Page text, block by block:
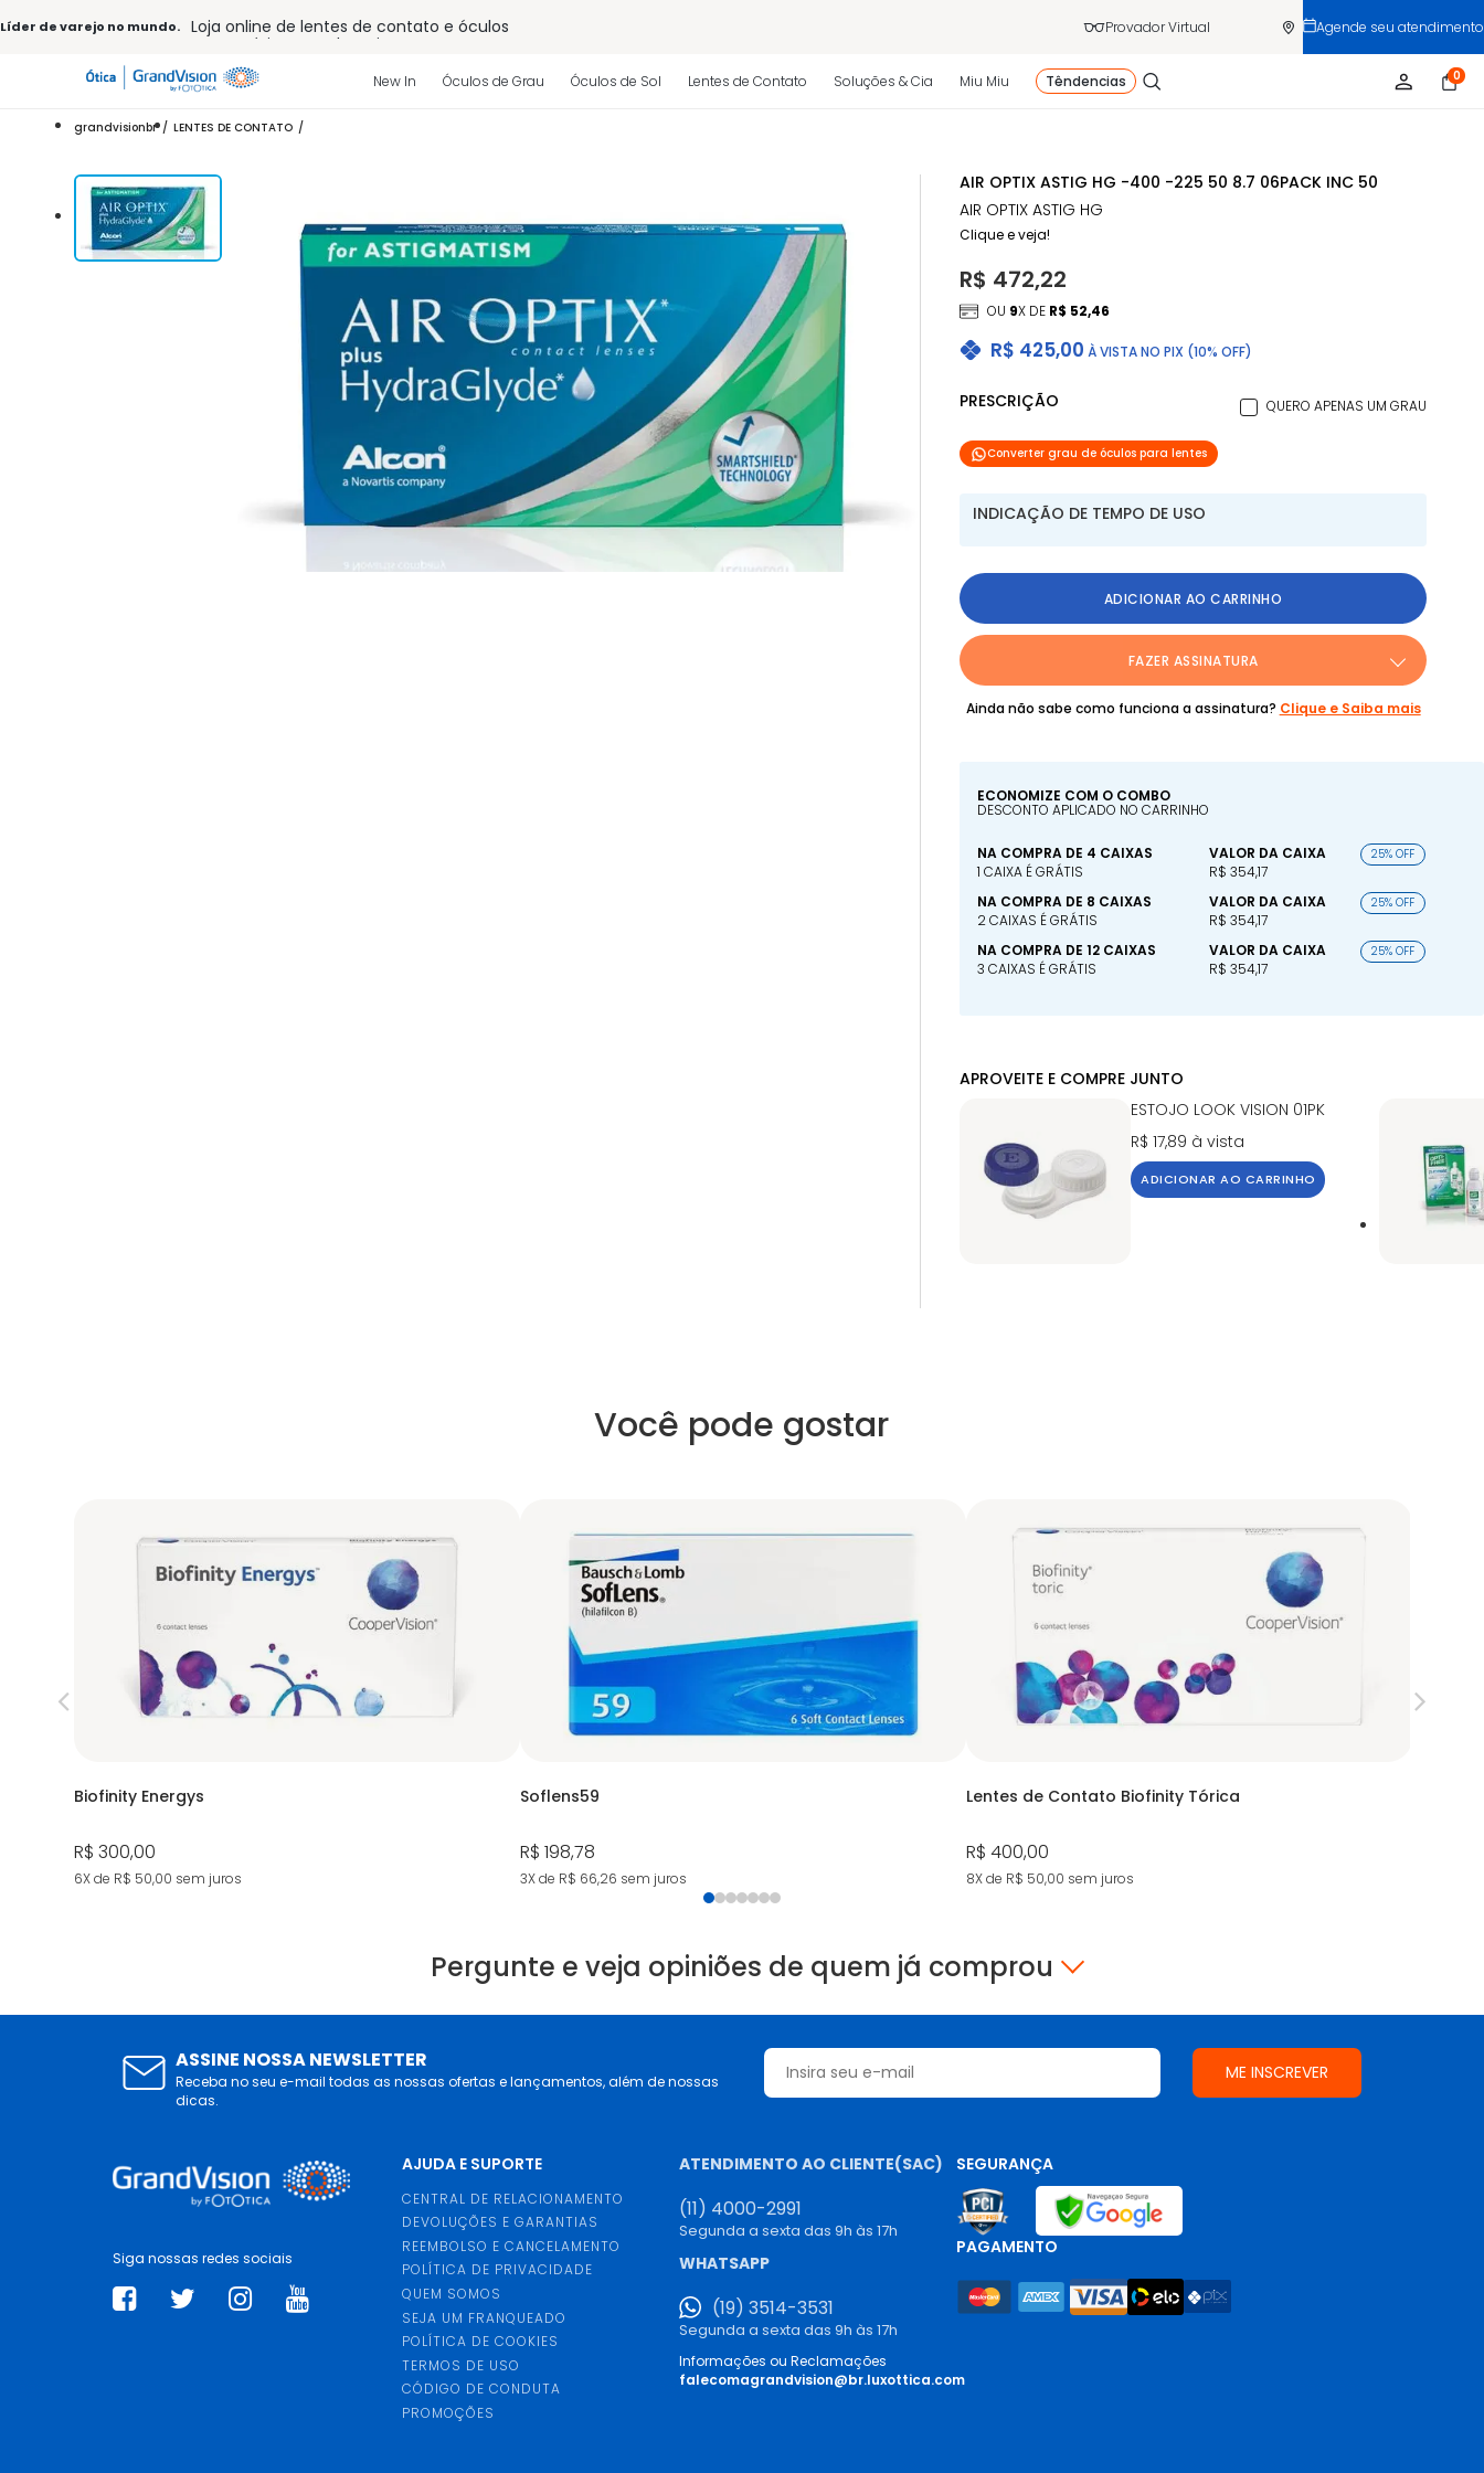
Líder de varejo no mundo.
Loja online de lentes de contato e óculos
Frete grátis em todo o site
10% off pagamento
Entrega para todo Brasil
15% Off na primeira compra (Consulte regulamento)
32% off no combo - cons. reg.
Provador Virtual Agende seu atendimento
New In Óculos de Grau Óculos de Sol Lentes de Contato Soluções & Cia Miu Miu Têndencias 0
grandvisionbr LENTES DE CONTATO
AIR OPTIX ASTIG HG -400 -225 50 8.7 06PACK INC 50
AIR OPTIX ASTIG HG
Clique e veja!
R$ 425,00 À VISTA NO PIX (10% OFF)
R$ 472,22
OU 9X DE R$ 52,46
PRESCRIÇÃO QUERO APENAS UM GRAU
Converter grau de óculos para lentes
INDICAÇÃO DE TEMPO DE USO
ADICIONAR AO CARRINHO
FAZER ASSINATURA
Ainda não sabe como funciona a assinatura? Clique e Saiba mais
ECONOMIZE COM O COMBO
DESCONTO APLICADO NO CARRINHO
NA COMPRA DE 4 CAIXAS
1 CAIXA É GRÁTIS
VALOR DA CAIXA
R$ 354,17
25% OFF
NA COMPRA DE 8 CAIXAS
2 CAIXAS É GRÁTIS
VALOR DA CAIXA
R$ 354,17
25% OFF
NA COMPRA DE 12 CAIXAS
3 CAIXAS É GRÁTIS
VALOR DA CAIXA
R$ 354,17
25% OFF
APROVEITE E COMPRE JUNTO
ESTOJO LOOK VISION 01PK
R$ 17,89 à vista
ADICIONAR AO CARRINHO
Você pode gostar
Biofinity Energys
R$ 300,00
6X de R$ 50,00 sem juros
Soflens59
R$ 198,78
3X de R$ 66,26 sem juros
Lentes de Contato Biofinity Tórica
R$ 400,00
8X de R$ 50,00 sem juros
Pergunte e veja opiniões de quem já comprou
ASSINE NOSSA NEWSLETTER
Receba no seu e-mail todas as nossas ofertas e lançamentos, além de nossas
dicas.
Siga nossas redes sociais
AJUDA E SUPORTE
CENTRAL DE RELACIONAMENTO
DEVOLUÇÕES E GARANTIAS
REEMBOLSO E CANCELAMENTO
POLÍTICA DE PRIVACIDADE
QUEM SOMOS
SEJA UM FRANQUEADO
POLÍTICA DE COOKIES
TERMOS DE USO
CÓDIGO DE CONDUTA
PROMOÇÕES
ATENDIMENTO AO CLIENTE(SAC)
(11) 4000-2991
Segunda a sexta das 9h às 17h
WHATSAPP
(19) 3514-3531
Segunda a sexta das 9h às 17h
Informações ou Reclamações
falecomagrandvision@br.luxottica.com
SEGURANÇA
PAGAMENTO